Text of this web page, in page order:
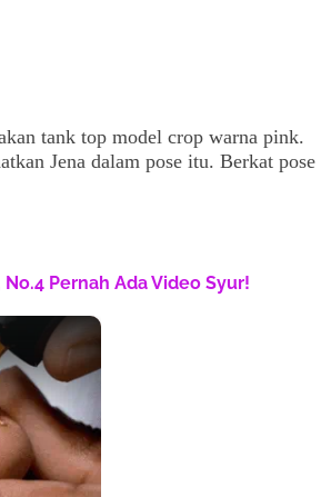
tank top model crop warna pink.
Jena dalam pose itu. Berkat pose
Pernah Ada Video Syur!